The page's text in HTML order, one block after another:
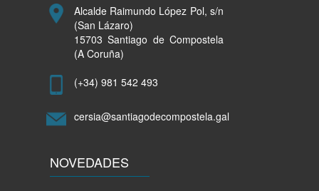
Alcalde Raimundo López Pol, s/n
(San Lázaro)
15703 Santiago de Compostela
(A Coruña)
(+34) 981 542 493
cersia@santiagodecompostela.gal
NOVEDADES